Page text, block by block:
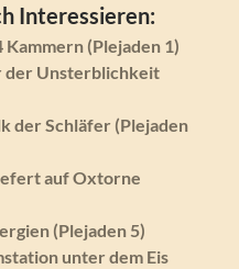
Interessieren:
(Plejaden 1)
der Unsterblichkeit
der Schläfer (Plejaden
auf Oxtorne
(Plejaden 5)
unter dem Eis